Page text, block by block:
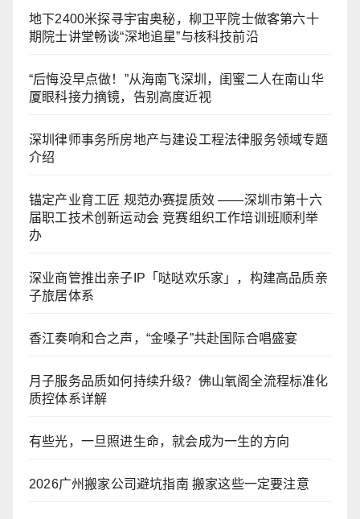
地下2400米探寻宇宙奥秘，柳卫平院士做客第六十
期院士讲堂畅谈“深地追星”与核科技前沿
“后悔没早点做！”从海南飞深圳，闺蜜二人在南山华
厦眼科接力摘镜，告别高度近视
深圳律师事务所房地产与建设工程法律服务领域专题
介绍
锚定产业育工匠 规范办赛提质效 ——深圳市第十六
届职工技术创新运动会 竞赛组织工作培训班顺利举
办
深业商管推出亲子IP「哒哒欢乐家」，构建高品质亲
子旅居体系
香江奏响和合之声，“金嗓子”共赴国际合唱盛宴
月子服务品质如何持续升级？佛山氧阁全流程标准化
质控体系详解
有些光，一旦照进生命，就会成为一生的方向
2026广州搬家公司避坑指南 搬家这些一定要注意